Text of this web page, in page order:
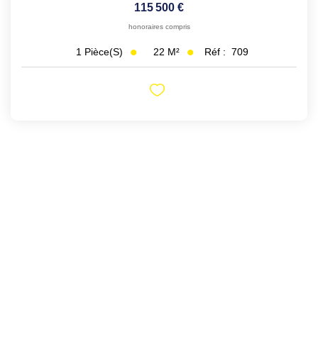
115 500 €
honoraires compris
1 Pièce(s) 22 M² Réf : 709